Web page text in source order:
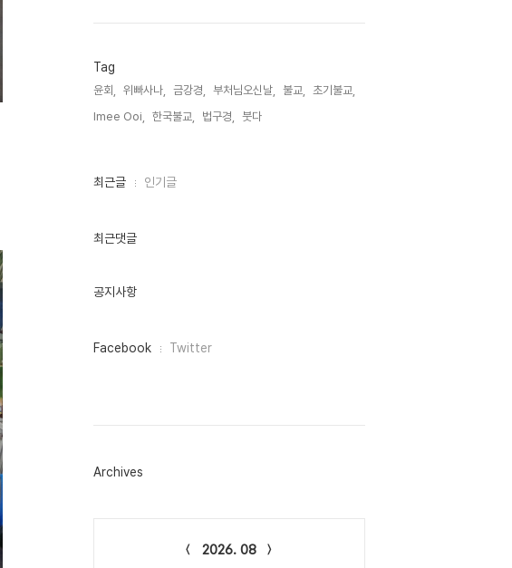
Tag
윤회, 위빠사나, 금강경, 부처님오신날, 불교,
초기불교,
Imee Ooi,
한국불교, 법구경, 붓다,
최
인
최근글 인기글
최근댓글
공지사항
페
그
Facebook Twitter
Archives
2026. 08